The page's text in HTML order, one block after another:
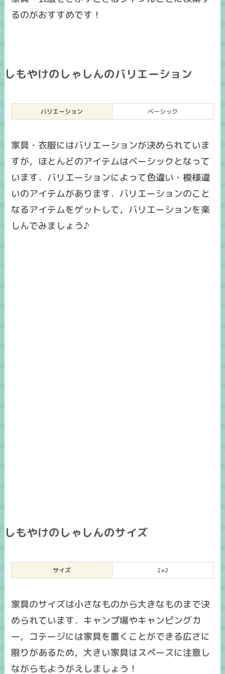
るのがおすすめです！
しもやけのしゃしんのバリエーション
バリエーション ベーシック
家具・衣服にはバリエーションが決められていま
すが，ほとんどのアイテムはベーシックとなって
います．バリエーションによって色違い・模様違
いのアイテムがあります．バリエーションのこと
なるアイテムをゲットして，バリエーションを楽
しんでみましょう♪
しもやけのしゃしんのサイズ
サイズ 2×2
家具のサイズは小さなものから大きなものまで決
められています．キャンプ場やキャンピングカ
ー，コテージには家具を置くことができる広さに
限りがあるため，大きい家具はスペースに注意し
ながらもようがえしましょう！